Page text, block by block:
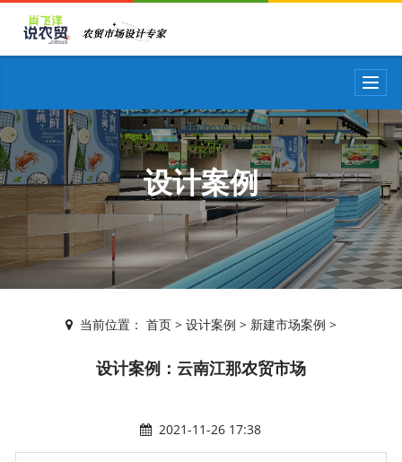
T
o
g
g
l
e
n
a
v
i
g
a
设计案例
当前位置： 首页> 设计案例 > 新建市场案例 >
设计案例：云南江那农贸市场
2021-11-26 17:38